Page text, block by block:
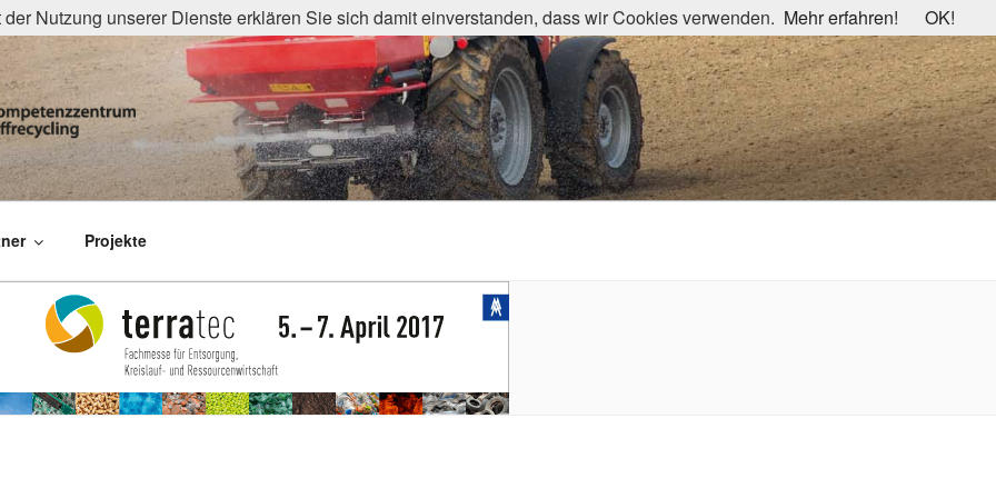
organisches Reststoffrecycling
Projekte
Nutzung unserer Dienste erklären Sie sich damit einverstanden, dass wir Cookies verwenden. Mehr erfahren! OK!